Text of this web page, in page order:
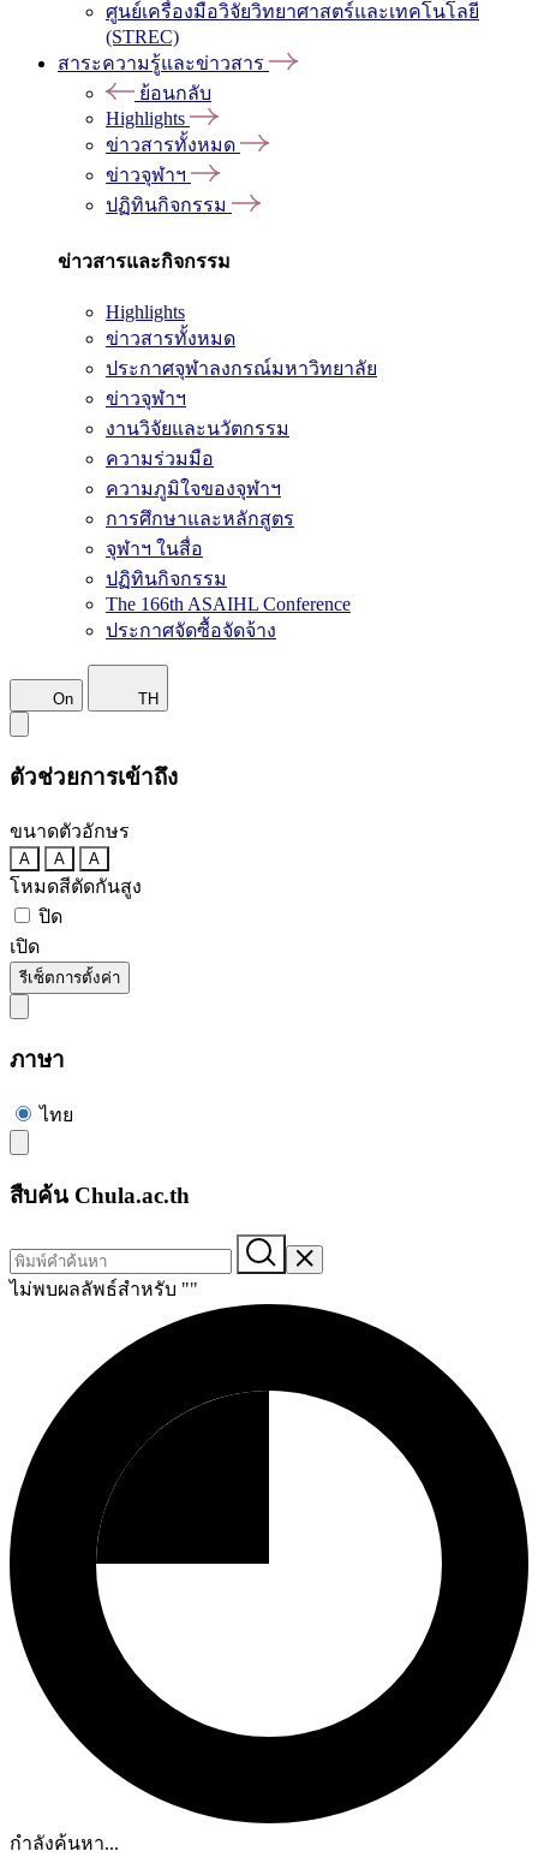
ศูนย์เครื่องมือวิจัยวิทยาศาสตร์และเทคโนโลยี
(STREC)
สาระความรู้และข่าวสาร
ย้อนกลับ
Highlights
ข่าวสารทั้งหมด
ข่าวจุฬาฯ
ปฏิทินกิจกรรม
ข่าวสารและกิจกรรม
Highlights
ข่าวสารทั้งหมด
ประกาศจุฬาลงกรณ์มหาวิทยาลัย
ข่าวจุฬาฯ
งานวิจัยและนวัตกรรม
ความร่วมมือ
ความภูมิใจของจุฬาฯ
การศึกษาและหลักสูตร
จุฬาฯ ในสื่อ
ปฏิทินกิจกรรม
The 166th ASAIHL Conference
ประกาศจัดซื้อจัดจ้าง
On TH
ตัวช่วยการเข้าถึง
ขนาดตัวอักษร
A A A
โหมดสีตัดกันสูง
ปิด
เปิด
รีเซ็ตการตั้งค่า
ภาษา
ไทย
สืบค้น Chula.ac.th
ไม่พบผลลัพธ์สำหรับ ""
กำลังค้นหา...